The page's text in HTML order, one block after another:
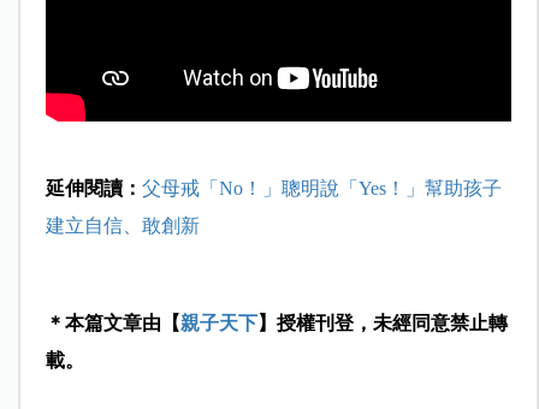
延伸閱讀： 父母戒「No！」聰明說「Yes！」幫助孩子
建立自信、敢創新
＊本篇文章由【親子天下】授權刊登，未經同意禁止轉
載。